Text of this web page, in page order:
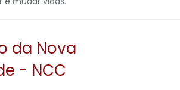
da Nova
- NCC